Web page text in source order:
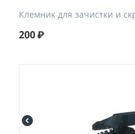
Клемник для зачистки и
200₽